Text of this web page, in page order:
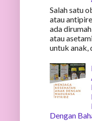
Salah satu
atau
ada
atau
untuk anak,
Dengan